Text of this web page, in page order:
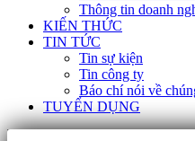
Thông tin doanh
KIẾN THỨC
TIN TỨC
Tin sự kiện
Tin công ty
Báo chí nói về
TUYỂN DỤNG